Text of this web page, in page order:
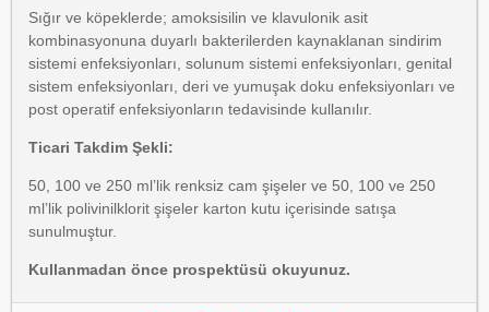
Sığır ve köpeklerde; amoksisilin ve klavulonik asit
kombinasyonuna duyarlı bakterilerden kaynaklanan sindirim
sistemi enfeksiyonları, solunum sistemi enfeksiyonları, genital
sistem enfeksiyonları, deri ve yumuşak doku enfeksiyonları ve
post operatif enfeksiyonların tedavisinde kullanılır.
Ticari Takdim Şekli:
50, 100 ve 250 ml’lik renksiz cam şişeler ve 50, 100 ve 250
ml’lik polivinilklorit şişeler karton kutu içerisinde satışa
sunulmuştur.
Kullanmadan önce prospektüsü okuyunuz.